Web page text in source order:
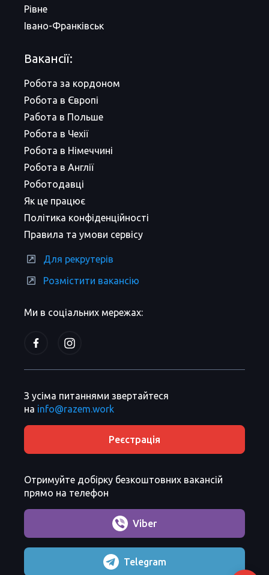
Ми в соціальних мережах:
Рівне
Івано-Франківськ
Вакансії:
Робота за кордоном
Робота в Європі
Работа в Польше
Робота в Чехії
Робота в Німеччині
Робота в Англії
Роботодавці
Як це працює
Політика конфіденційності
Правила та умови сервісу
Для рекрутерів
Розмістити вакансію
З усіма питаннями звертайтеся
на info@razem.work
Реєстрація
Отримуйте добірку безкоштовних вакансій
прямо на телефон
Viber
Telegram